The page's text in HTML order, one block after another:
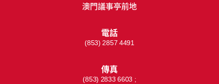
澳門議事亭前地
電話
(853) 2857 4491
傳真
(853) 2833 6603 ;